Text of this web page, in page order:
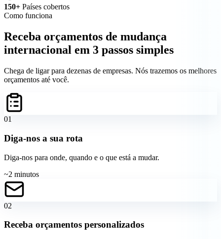
150+ Países cobertos
Como funciona
Receba orçamentos de mudança
internacional em 3 passos simples
Chega de ligar para dezenas de empresas. Nós trazemos os melhores
orçamentos até você.
01
Diga-nos a sua rota
Diga-nos para onde, quando e o que está a mudar.
~2 minutos
02
Receba orçamentos personalizados